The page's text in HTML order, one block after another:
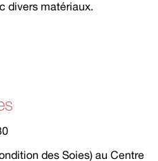
divers matériaux.
des Soies) au Centre